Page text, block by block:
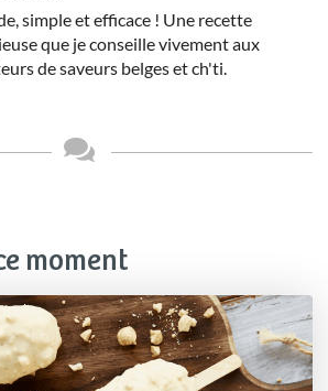
simple et efficace ! Une recette
que je conseille vivement aux
de saveurs belges et ch'ti.
moment